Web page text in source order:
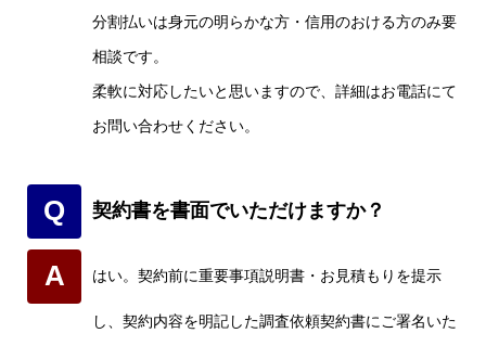
分割払いは身元の明らかな方・信用のおける方のみ要
相談です。
柔軟に対応したいと思いますので、詳細はお電話にて
お問い合わせください。
Q 契約書を書面でいただけますか？
A はい。契約前に重要事項説明書・お見積もりを提示
し、契約内容を明記した調査依頼契約書にご署名いた